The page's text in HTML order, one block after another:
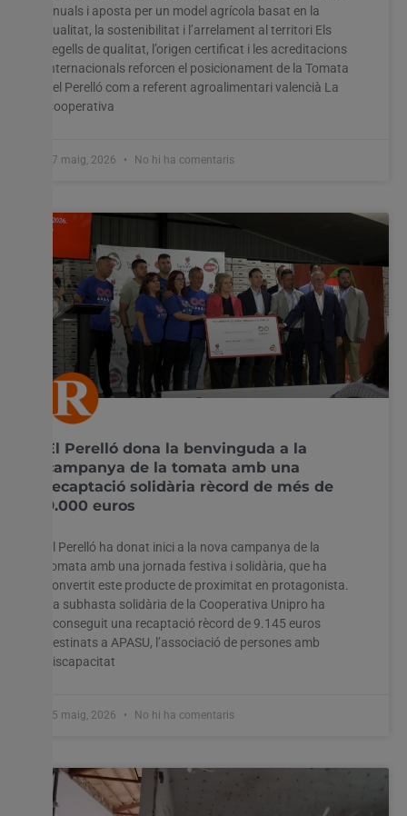
anuals i aposta per un model agrícola basat en la
qualitat, la sostenibilitat i l’arrelament al territori Els
segells de qualitat, l’origen certificat i les acreditacions
internacionals reforcen el posicionament de la Tomata
del Perelló com a referent agroalimentari valencià La
Cooperativa
27 maig, 2026 No hi ha comentaris
El Perelló dona la benvinguda a la
campanya de la tomata amb una
recaptació solidària rècord de més de
9.000 euros
El Perelló ha donat inici a la nova campanya de la
tomata amb una jornada festiva i solidària, que ha
convertit este producte de proximitat en protagonista.
La subhasta solidària de la Cooperativa Unipro ha
aconseguit una recaptació rècord de 9.145 euros
destinats a APASU, l’associació de persones amb
discapacitat
15 maig, 2026 No hi ha comentaris